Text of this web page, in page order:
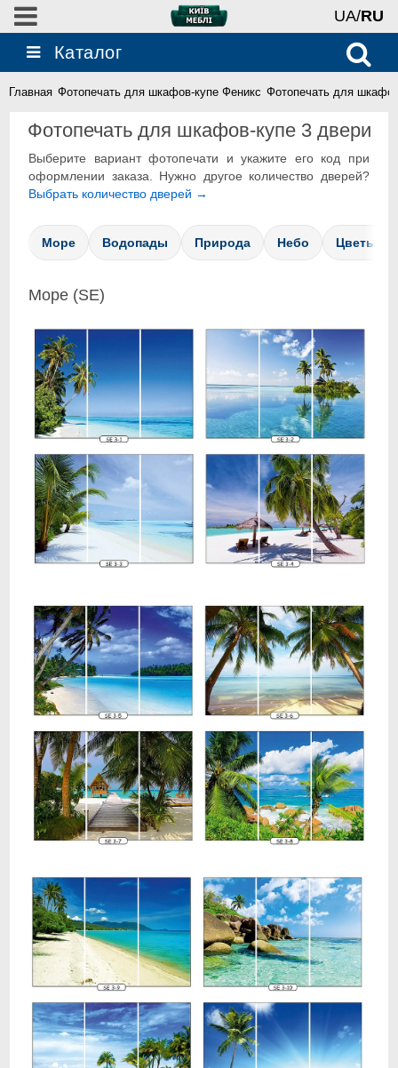
UA/RU
Каталог
Главная Фотопечать для шкафов-купе Феникс Фотопечать для
Фотопечать для шкафов-купе 3 двери
Выберите вариант фотопечати и укажите его код при
оформлении заказа. Нужно другое количество дверей?
Выбрать количество дверей →
Море Водопады Природа Небо Цветы
Море (SE)